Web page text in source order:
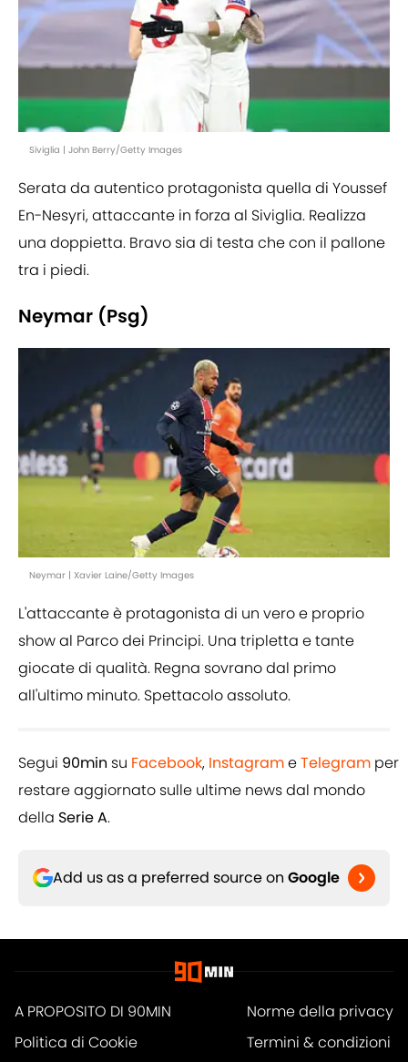
Siviglia | John Berry/Getty Images
Serata da autentico protagonista quella di Youssef
En-Nesyri, attaccante in forza al Siviglia. Realizza
una doppietta. Bravo sia di testa che con il pallone
tra i piedi.
Neymar (Psg)
Neymar | Xavier Laine/Getty Images
L'attaccante è protagonista di un vero e proprio
show al Parco dei Principi. Una tripletta e tante
giocate di qualità. Regna sovrano dal primo
all'ultimo minuto. Spettacolo assoluto.
Segui 90min su Facebook, InstagrameTelegram per
restare aggiornato sulle ultime news dal mondo
della Serie A.
Add us as a preferred source on Google
A PROPOSITO DI 90MIN
Norme della privacy
Politica di Cookie
Termini & condizioni